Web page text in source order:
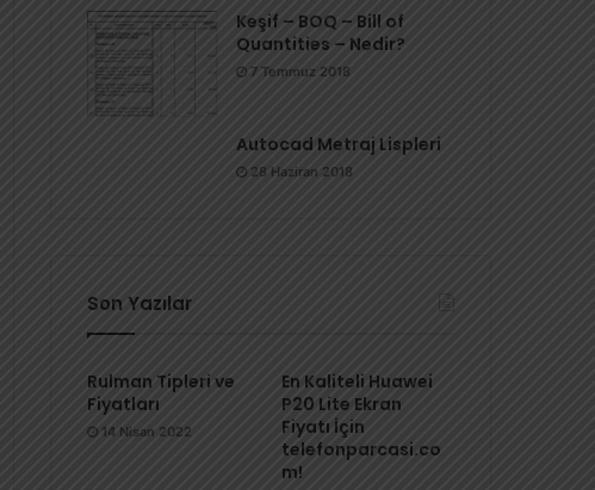
Keşif – BOQ – Bill of
Quantities – Nedir?
7 Temmuz 2018
Autocad Metraj Lispleri
28 Haziran 2018
Son Yazılar
Rulman Tipleri ve
Fiyatları
14 Nisan 2022
En Kaliteli Huawei
P20 Lite Ekran
Fiyatı İçin
telefonparcasi.co
m!